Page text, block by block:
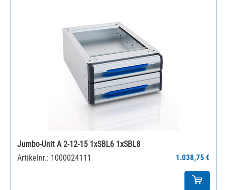
Jumbo-Unit A 2-12-15 1xSBL6 1xSBL8
Artikelnr.: 1000024111
1.038,75 €